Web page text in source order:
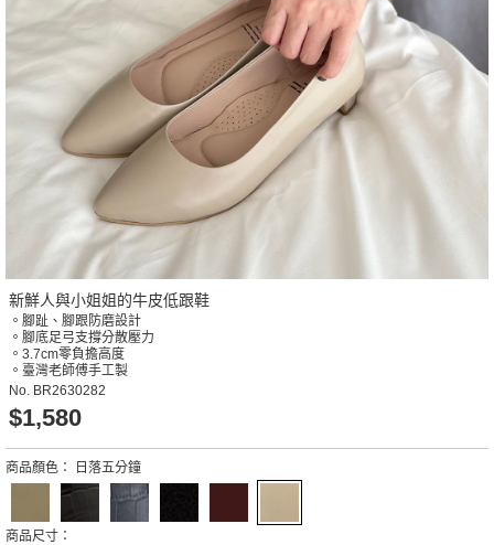
新鮮人與小姐姐的牛皮低跟鞋
。腳趾、腳跟防磨設計
。腳底足弓支撐分散壓力
。3.7cm零負擔高度
。臺灣老師傅手工製
No. BR2630282
$1,580
商品顏色： 日落五分鐘
商品尺寸：